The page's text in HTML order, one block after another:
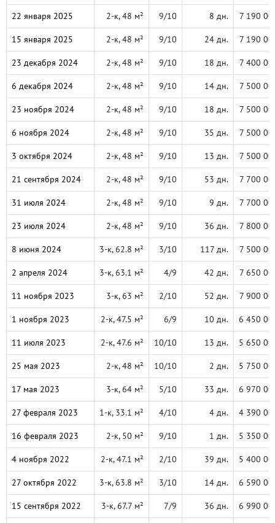
22 января 2025 2-к, 48 м² 9/10 8 дн. 7 190
15 января 2025 2-к, 48 м² 9/10 24 дн. 7 190
23 декабря 2024 2-к, 48 м² 9/10 18 дн. 7 400
6 декабря 2024 2-к, 48 м² 9/10 14 дн. 7 500
23 ноября 2024 2-к, 48 м² 9/10 18 дн. 7 500
6 ноября 2024 2-к, 48 м² 9/10 35 дн. 7 500
3 октября 2024 2-к, 48 м² 9/10 13 дн. 7 500
21 сентября 2024 2-к, 48 м² 9/10 53 дн. 7 700
31 июля 2024 2-к, 48 м² 9/10 9 дн. 7 700
23 июля 2024 2-к, 48 м² 9/10 36 дн. 7 800
8 июня 2024 3-к, 62.8 м² 3/10 117 дн. 7 500
2 апреля 2024 3-к, 63.1 м² 4/9 42 дн. 7 650
11 ноября 2023 3-к, 63 м² 2/10 52 дн. 7 900
1 ноября 2023 2-к, 47.5 м² 6/9 10 дн. 6 450
11 июля 2023 2-к, 47.6 м² 10/10 13 дн. 5 650
25 мая 2023 2-к, 48 м² 10/10 2 дн. 5 750
17 мая 2023 3-к, 64 м² 5/10 33 дн. 6 970
27 февраля 2023 1-к, 33.1 м² 4/10 4 дн. 4 390
16 февраля 2023 2-к, 50 м² 9/10 1 дн. 5 350
4 ноября 2022 2-к, 47.1 м² 2/10 39 дн. 5 400
27 октября 2022 3-к, 63.8 м² 3/10 14 дн. 6 590
15 сентября 2022 3-к, 67.7 м² 7/9 36 дн. 6 990